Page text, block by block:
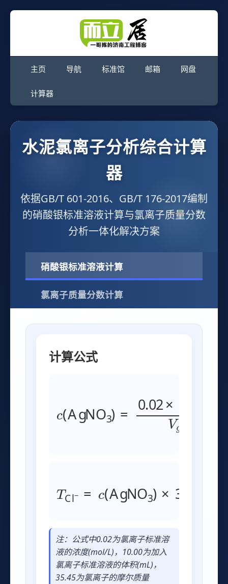
主页 导航 标准馆 邮箱 网盘
计算器
水泥氯离子分析综合计算
器
依据GB/T 601-2016、GB/T 176-2017编制
的硝酸银标准溶液计算与氯离子质量分数
分析一体化解决方案
硝酸银标准溶液计算
氯离子质量分数计算
计算公式
0.02×
注：公式中0.02为氯离子标准溶
液的浓度(mol/L)，10.00为加入
氯离子标准溶液的体积(mL)，
35.45为氯离子的摩尔质量